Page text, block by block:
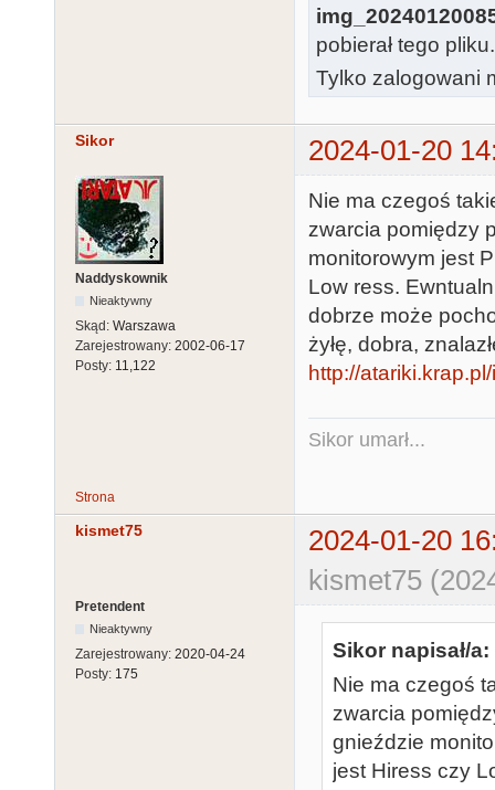
pobierał tego
Tylko zalogowani
Sikor 2024-01-20
Naddyskownik
Nieaktywny
Skąd: Warszawa
Zarejestrowany: 2002-06-17
Posty: 11,122
Nie ma czegoś
zwarcia pomiędzy
monitorowym jest
Low ress.
dobrze może
żyłę, dobra,
http://
Sikor umarł...
Strona
kismet75
2024-01-20
kismet75
Pretendent
Nieaktywny
Zarejestrowany: 2020-04-24
Posty: 175
Sikor napisał/a:
Nie ma czegoś
zwarcia
gnieździe
jest Hiress czy